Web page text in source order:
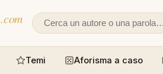
.com
Cerca un autore o un
Temi Aforisma a caso